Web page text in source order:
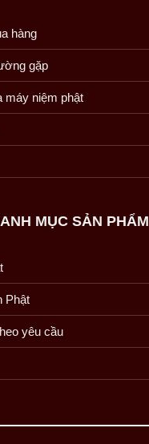
hàng
gặp
máy niệm phật
MỤC SẢN PHẨM
Phật
yêu cầu